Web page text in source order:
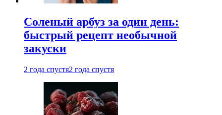
Соленый арбуз за один день:
быстрый рецепт необычной
закуски
2 года спустя2 года спустя